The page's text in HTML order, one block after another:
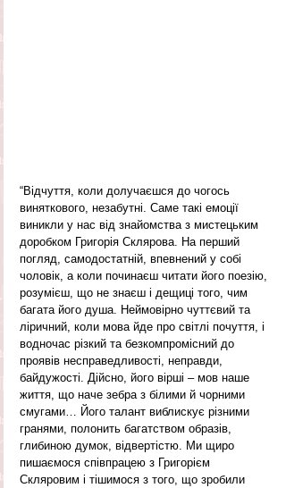
“Відчуття, коли долучаєшся до чогось
виняткового, незабутні. Саме такі емоції
виникли у нас від знайомства з мистецьким
доробком Григорія Склярова. На перший
погляд, самодостатній, впевнений у собі
чоловік, а коли починаєш читати його поезію,
розумієш, що не знаєш і дещиці того, чим
багата його душа. Неймовірно чуттєвий та
ліричний, коли мова йде про світлі почуття, і
водночас різкий та безкомпромісний до
проявів несправедливості, неправди,
байдужості. Дійсно, його вірші – мов наше
життя, що наче зебра з білими й чорними
смугами… Його талант виблискує різними
гранями, полонить багатством образів,
глибиною думок, відвертістю. Ми щиро
пишаємося співпрацею з Григорієм
Скляровим і тішимося з того, що зробили